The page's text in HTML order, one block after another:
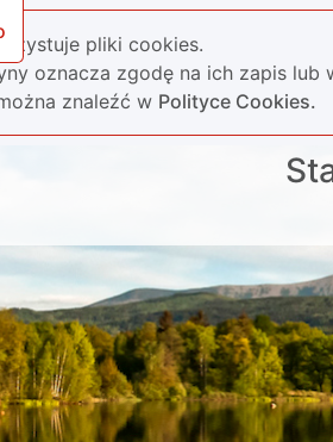
pliki cookies.
oznacza zgodę na ich zapis lub
znaleźć w Polityce Cookies.